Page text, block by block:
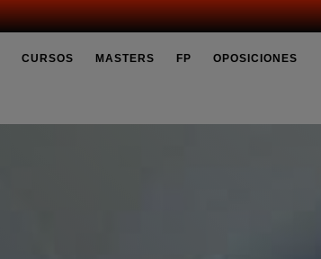
CURSOS MASTERS FP OPOSICIONES